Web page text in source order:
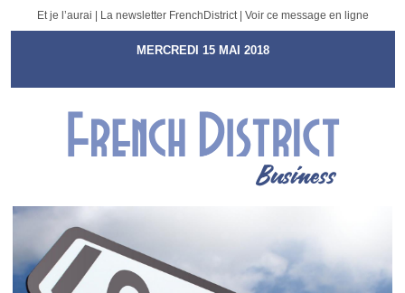
Et je l’aurai | La newsletter FrenchDistrict | Voir ce message en ligne
MERCREDI 15 MAI 2018